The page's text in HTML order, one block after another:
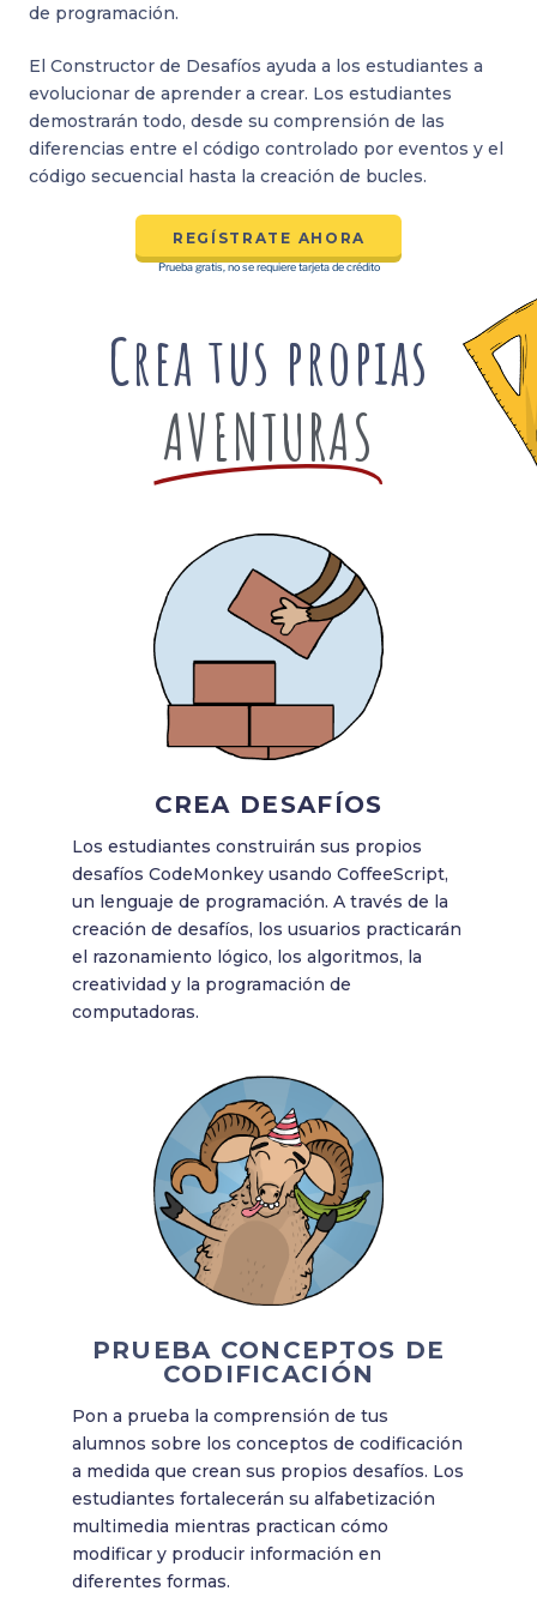
de programación.
El Constructor de Desafíos ayuda a los estudiantes a
evolucionar de aprender a crear. Los estudiantes
demostrarán todo, desde su comprensión de las
diferencias entre el código controlado por eventos y el
código secuencial hasta la creación de bucles.
REGÍSTRATE AHORA
Prueba gratis, no se requiere tarjeta de crédito
Crea tus propias
AVENTURAS
CREA DESAFÍOS
Los estudiantes construirán sus propios
desafíos CodeMonkey usando CoffeeScript,
un lenguaje de programación. A través de la
creación de desafíos, los usuarios practicarán
el razonamiento lógico, los algoritmos, la
creatividad y la programación de
computadoras.
PRUEBA CONCEPTOS DE
CODIFICACIÓN
Pon a prueba la comprensión de tus
alumnos sobre los conceptos de codificación
a medida que crean sus propios desafíos. Los
estudiantes fortalecerán su alfabetización
multimedia mientras practican cómo
modificar y producir información en
diferentes formas.